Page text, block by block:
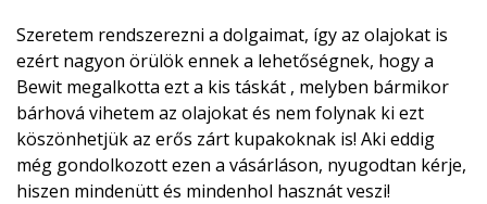
Szeretem rendszerezni a dolgaimat, így az olajokat is
ezért nagyon örülök ennek a lehetőségnek, hogy a
Bewit megalkotta ezt a kis táskát , melyben bármikor
bárhová vihetem az olajokat és nem folynak ki ezt
köszönhetjük az erős zárt kupakoknak is! Aki eddig
még gondolkozott ezen a vásárláson, nyugodtan kérje,
hiszen mindenütt és mindenhol hasznát veszi!